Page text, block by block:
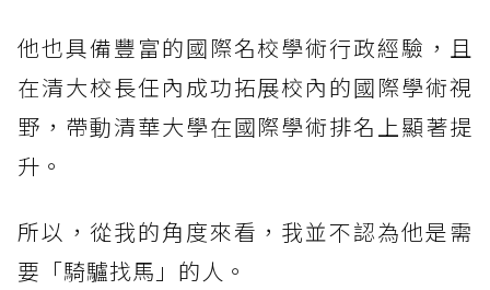
他也具備豐富的國際名校學術行政經驗，且
在清大校長任內成功拓展校內的國際學術視
野，帶動清華大學在國際學術排名上顯著提
升。
所以，從我的角度來看，我並不認為他是需
要「騎驢找馬」的人。